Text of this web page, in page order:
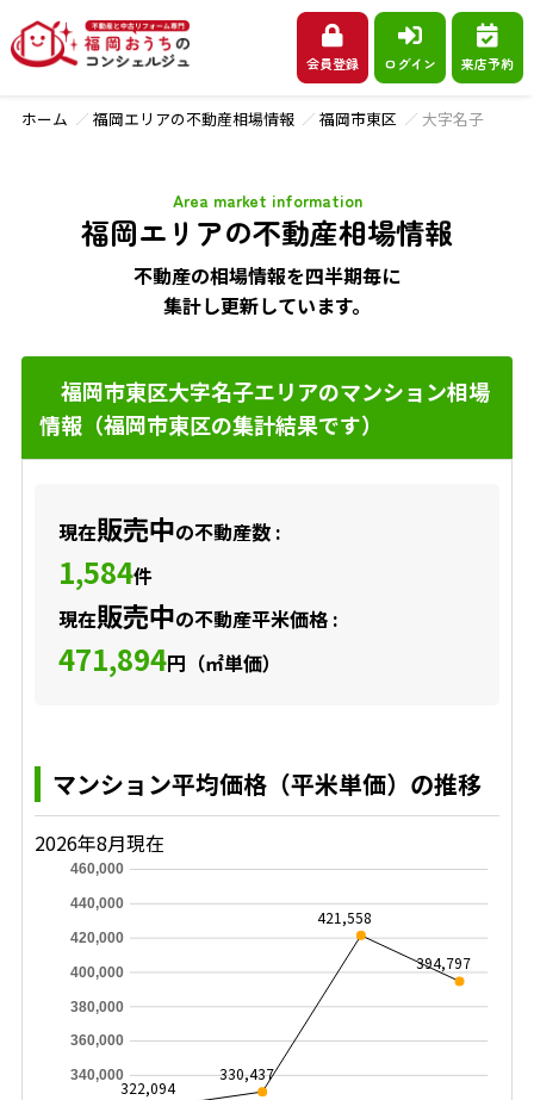
会員登録 ログイン 来店予約
ホーム 福岡エリアの不動産相場情報 福岡市東区 大字名子
福岡エリアの不動産相場情報
Area market information
不動産の相場情報を四半期毎に
集計し更新しています。
福岡市東区大字名子エリアのマンション相場
情報（福岡市東区の集計結果です）
現在販売中の不動産数 :
1,584件
現在販売中の不動産平米価格 :
471,894円（㎡単価）
マンション平均価格（平米単価）の推移
2026年8月現在
340,000
360,000
380,000
400,000
420,000
440,000
460,000
322,094
330,437
421,558
394,797